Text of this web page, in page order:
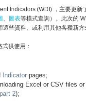
Indicators (WDI) ，主要更
、 圖表等模式查詢）。此次的
些資料、或利用其他各種新方
供使用：
Indicator pages;
Excel or CSV files
part 2);